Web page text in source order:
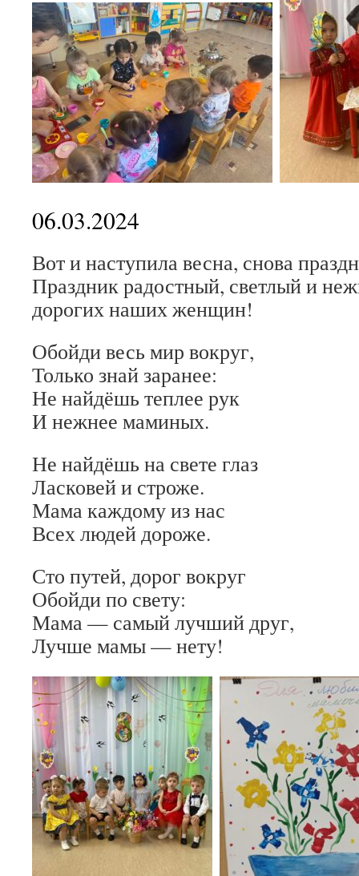
06.03.2024
Вот и наступила весна, снова
Праздник радостный, светлый и
дорогих наших женщин!
Обойди весь мир вокруг,
Только знай заранее:
Не найдёшь теплее рук
И нежнее маминых.
Не найдёшь на свете глаз
Ласковей и строже.
Мама каждому из нас
Всех людей дороже.
Сто путей, дорог вокруг
Обойди по свету:
Мама — самый лучший друг,
Лучше мамы — нету!